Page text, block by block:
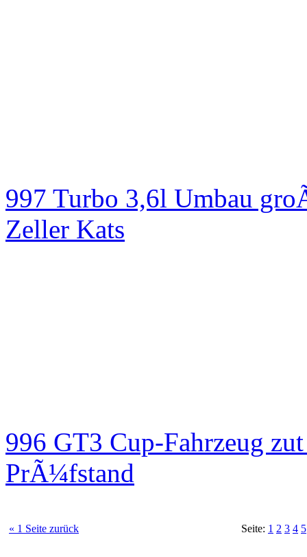
997 Turbo 3,6l Umbau
Zeller Kats
996 GT3 Cup-Fahrzeug
PrÃ¼fstand
« 1 Seite zurück Seite: 1 2 3 4 5